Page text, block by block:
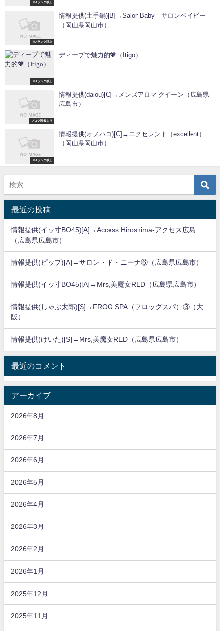
※Aランク以上
※Aランク以上
情報提供(土手鍋)[B]→Salon Baby サロンベイビー
（岡山県岡山市）
※Aランク以上
ディープで魅力的💖（Itigo）
ブログ読者より
情報提供(daiou)[C]→メンズアロマ クイーン（広島県
広島市）
※Aランク以上
情報提供(オノハコ)[C]→エクセレント（excellent）
（岡山県岡山市）
最近の投稿
情報提供(イッ寸BO45)[A]→Access Hiroshima-アクセス広島
（広島県広島市）
情報提供(ピップ)[A]→サロン・ド・ニーナ⑥（広島県広島市）
情報提供(イッ寸BO45)[A]→Mrs,美魔女RED（広島県広島市）
情報提供(しゃぶ太郎)[S]→FROG SPA（フロッグスパ）③（大
阪）
情報提供(けいた)[S]→Mrs,美魔女RED（広島県広島市）
最近のコメント
アーカイブ
2026年8月
2026年7月
2026年6月
2026年5月
2026年4月
2026年3月
2026年2月
2026年1月
2025年12月
2025年11月